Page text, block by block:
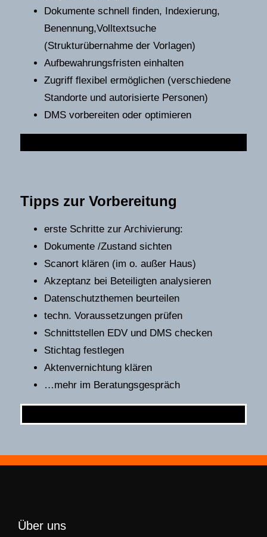
Dokumente schnell finden, Indexierung,
Benennung,Volltextsuche
(Strukturübernahme der Vorlagen)
Aufbewahrungsfristen einhalten
Zugriff flexibel ermöglichen (verschiedene
Standorte und autorisierte Personen)
DMS vorbereiten oder optimieren
Tipps zur Vorbereitung
erste Schritte zur Archivierung:
Dokumente /Zustand sichten
Scanort klären (im o. außer Haus)
Akzeptanz bei Beteiligten analysieren
Datenschutzthemen beurteilen
techn. Voraussetzungen prüfen
Schnittstellen EDV und DMS checken
Stichtag festlegen
Aktenvernichtung klären
…mehr im Beratungsgespräch
Über uns